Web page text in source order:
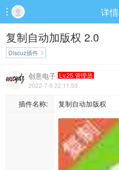
 详情
复制自动加版权 2.0
Discuz插件 
创意电子 Lv.25 管理员
2022-7-6 22:11:59
插件名称: 复制自动加版权